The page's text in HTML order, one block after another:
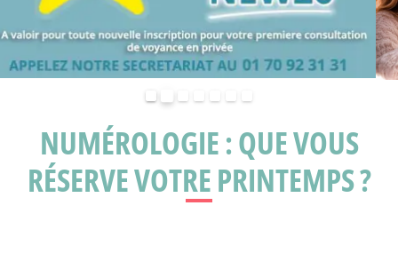
NUMÉROLOGIE : QUE VOUS
RÉSERVE VOTRE PRINTEMPS ?